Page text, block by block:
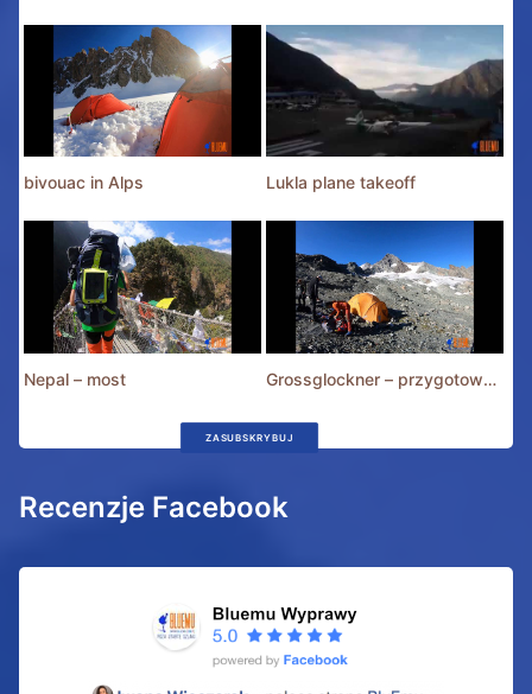
bivouac in Alps Lukla plane takeoff
Nepal – most Grossglockner – przygotowania
ZASUBSKRYBUJ
Recenzje Facebook